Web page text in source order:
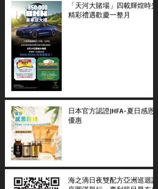
「天河大賭場」四載輝煌時光
精彩禮遇歡慶一整月
日本官方認證JHFA-夏日感恩
優惠
海之滴日夜雙配方亞洲巡迴講